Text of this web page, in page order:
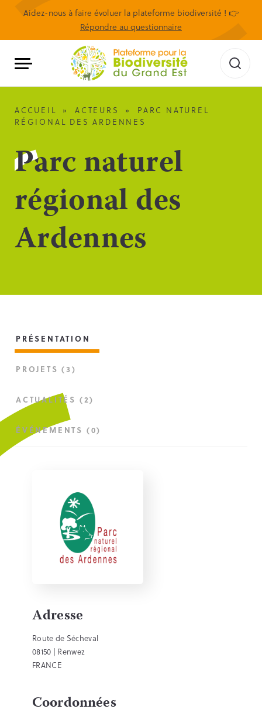
Aidez-nous à faire évoluer la plateforme biodiversité ! 👉
Répondre au questionnaire
ACCUEIL » ACTEURS »
PARC NATUREL
RÉGIONAL DES ARDENNES
Parc naturel
régional des
Ardennes
PRÉSENTATION
PROJETS (3)
ACTUALITÉS (2)
ÉVÉNEMENTS (0)
Adresse
Route de Sécheval
08150 | Renwez
FRANCE
Coordonnées